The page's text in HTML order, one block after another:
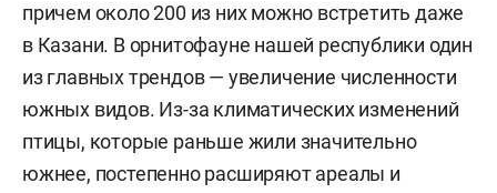
причем около 200 из них можно встретить даже
в Казани. В орнитофауне нашей республики один
из главных трендов — увеличение численности
южных видов. Из-за климатических изменений
птицы, которые раньше жили значительно
южнее, постепенно расширяют ареалы и